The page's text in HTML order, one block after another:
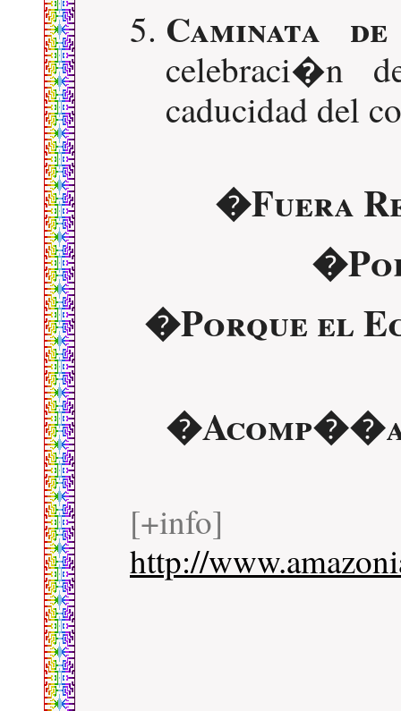
Caminata
celebraci�n
caducidad del
�Fuera
�Porque el
[+info]
http://